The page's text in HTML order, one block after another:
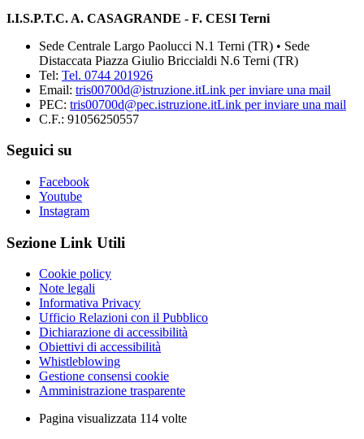
I.I.S.P.T.C. A. CASAGRANDE - F. CESI Terni
Sede Centrale Largo Paolucci N.1 Terni (TR) • Sede
Distaccata Piazza Giulio Briccialdi N.6 Terni (TR)
Tel: Tel. 0744 201926
Email: tris00700d@istruzione.itLink per inviare una mail
PEC: tris00700d@pec.istruzione.itLink per inviare una mail
C.F.: 91056250557
Seguici su
Facebook
Youtube
Instagram
Sezione Link Utili
Cookie policy
Note legali
Informativa Privacy
Ufficio Relazioni con il Pubblico
Dichiarazione di accessibilità
Obiettivi di accessibilità
Whistleblowing
Gestione consensi cookie
Amministrazione trasparente
Pagina visualizzata 114 volte